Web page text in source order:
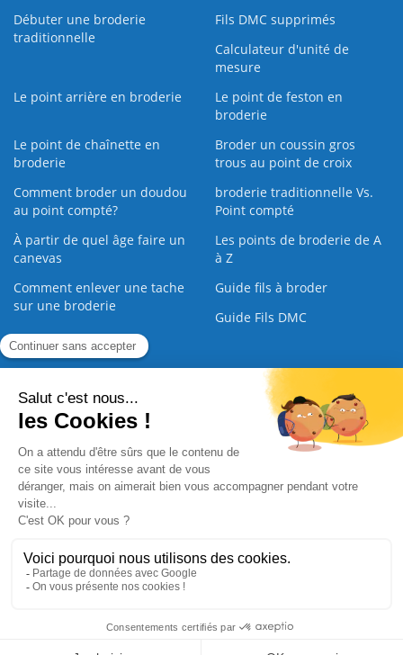
Débuter une broderie
traditionnelle
Fils DMC supprimés
Calculateur d'unité de
mesure
Le point arrière en broderie
Le point de feston en
broderie
Le point de chaînette en
broderie
Broder un coussin gros
trous au point de croix
Comment broder un doudou
au point compté?
broderie traditionnelle Vs.
Point compté
À partir de quel âge faire un
canevas
Les points de broderie de A
à Z
Comment enlever une tache
sur une broderie
Guide fils à broder
Guide Fils DMC
Guide de la Broderie
Commande Papier Qui sommes nous Nous contacter |
Paiement sécurisé
2008 - 2026 © CreaMagic. ALL Rights Reserved.